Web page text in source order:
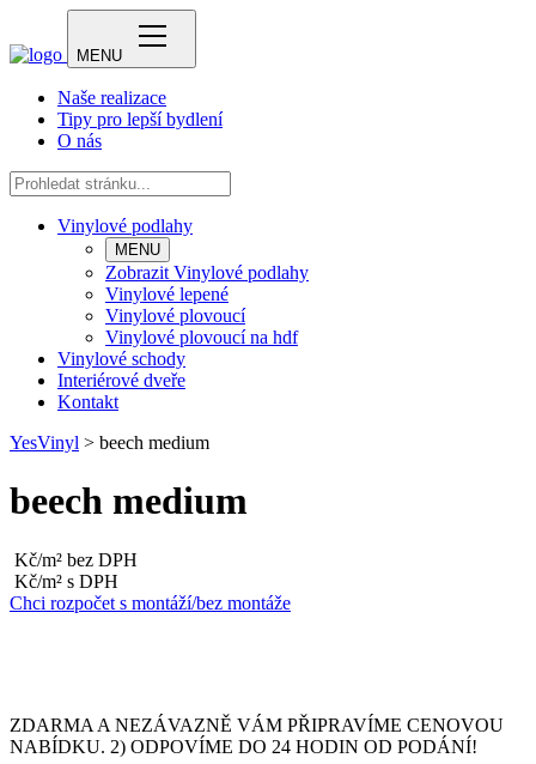
MENU
Naše realizace
Tipy pro lepší bydlení
O nás
Vinylové podlahy
MENU
Zobrazit Vinylové podlahy
Vinylové lepené
Vinylové plovoucí
Vinylové plovoucí na hdf
Vinylové schody
Interiérové dveře
Kontakt
YesVinyl > beech medium
beech medium
Kč/m² bez DPH
Kč/m² s DPH
Chci rozpočet s montáží/bez montáže
ZDARMA A NEZÁVAZNĚ VÁM PŘIPRAVÍME CENOVOU
NABÍDKU. 2) ODPOVÍME DO 24 HODIN OD PODÁNÍ!